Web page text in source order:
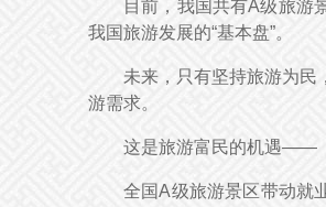
目前，我国共有A级旅游
我国旅游发展的“基本盘”。
未来，只有坚持旅游为民
游需求。
这是旅游富民的机遇——
全国A级旅游景区带动就